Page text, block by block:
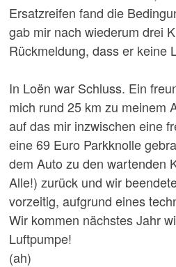
Ersatzreifen fand die
gab mir nach wiederum drei
Rückmeldung, dass er keine
In Loën war Schluss. Ein
mich rund 25 km zu meinem
auf das mir inzwischen eine
eine 69 Euro Parkknolle
dem Auto zu den wartenden
Alle!) zurück und wir
vorzeitig, aufgrund eines
Wir kommen nächstes Jahr
Luftpumpe!
(ah)